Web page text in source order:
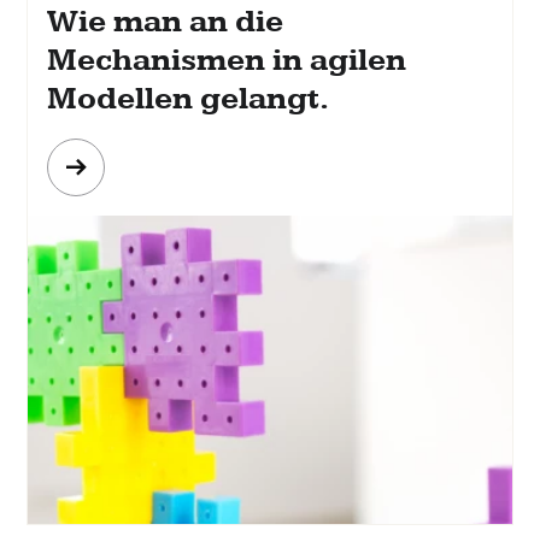
Wie man an die
Mechanismen in agilen
Modellen gelangt.
Mehr
erfahren